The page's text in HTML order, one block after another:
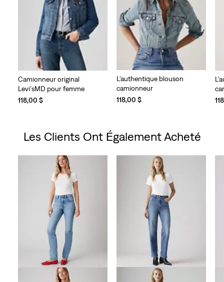
Camionneur original
Levi'sMD pour femme
118,00 $
L'authentique blouson
camionneur
118,00 $
Les Clients Ont Également Acheté